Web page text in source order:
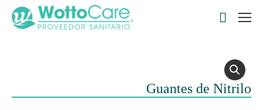
Buscar:
Guantes de Nitrilo